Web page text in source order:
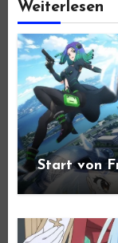
Weiterlesen
Start von